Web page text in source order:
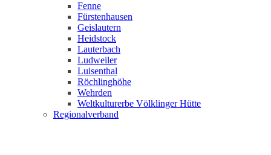
Fenne
Fürstenhausen
Geislautern
Heidstock
Lauterbach
Ludweiler
Luisenthal
Röchlinghöhe
Wehrden
Weltkulturerbe Völklinger Hütte
Regionalverband